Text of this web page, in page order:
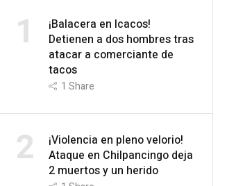
1
¡Balacera en Icacos!
Detienen a dos hombres tras
atacar a comerciante de
tacos
1 Share
2
¡Violencia en pleno velorio!
Ataque en Chilpancingo deja
2 muertos y un herido